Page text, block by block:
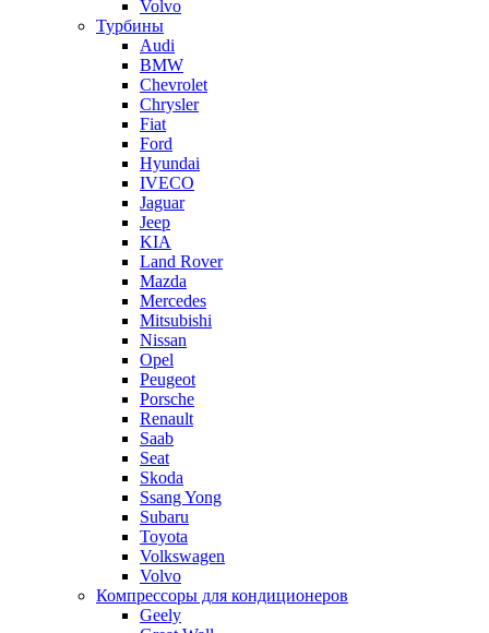
Volvo
Турбины
Audi
BMW
Chevrolet
Chrysler
Fiat
Ford
Hyundai
IVECO
Jaguar
Jeep
KIA
Land Rover
Mazda
Mercedes
Mitsubishi
Nissan
Opel
Peugeot
Porsche
Renault
Saab
Seat
Skoda
Ssang Yong
Subaru
Toyota
Volkswagen
Volvo
Компрессоры для кондиционеров
Geely